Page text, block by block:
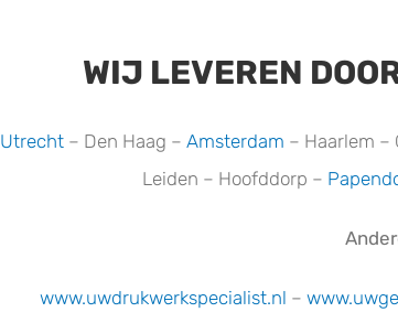
WIJ LEVEREN
Utrecht– Den Haag – Amsterdam – Haarlem –
Leiden – Hoofddorp –
www.uwdrukwerkspecialist.nl –